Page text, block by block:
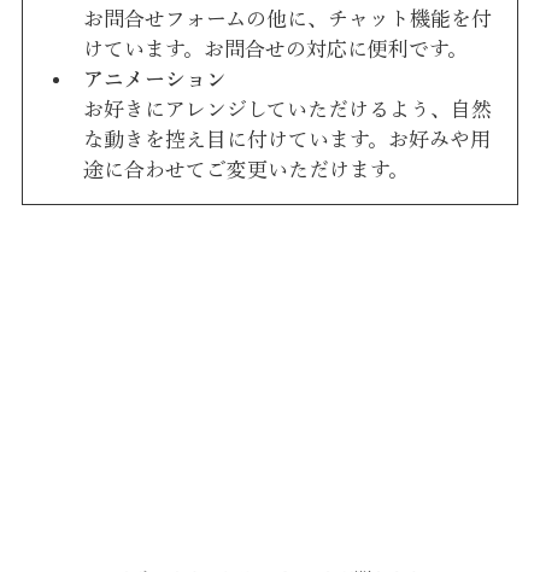
お問合せフォームの他に、チャット機能を付
けています。お問合せの対応に便利です。
アニメーション
お好きにアレンジしていただけるよう、自然
な動きを控え目に付けています。お好みや用
途に合わせてご変更いただけます。